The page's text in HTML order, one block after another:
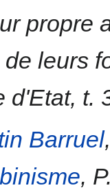
propre
leurs
d'Etat, t.
Barruel
,